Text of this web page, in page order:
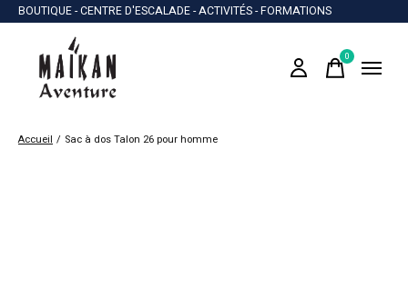
BOUTIQUE - CENTRE D'ESCALADE - ACTIVITÉS - FORMATIONS
0items
Accueil / Sac à dos Talon 26 pour homme